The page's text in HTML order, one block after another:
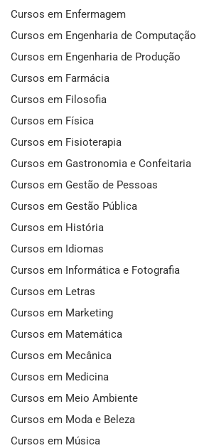
Cursos em Enfermagem
Cursos em Engenharia de Computação
Cursos em Engenharia de Produção
Cursos em Farmácia
Cursos em Filosofia
Cursos em Física
Cursos em Fisioterapia
Cursos em Gastronomia e Confeitaria
Cursos em Gestão de Pessoas
Cursos em Gestão Pública
Cursos em História
Cursos em Idiomas
Cursos em Informática e Fotografia
Cursos em Letras
Cursos em Marketing
Cursos em Matemática
Cursos em Mecânica
Cursos em Medicina
Cursos em Meio Ambiente
Cursos em Moda e Beleza
Cursos em Música